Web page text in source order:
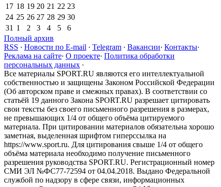
17 18 19 20 21 22 23
24 25 26 27 28 29 30
31 1 2 3 4 5
6
Полный архив
RSS · Новости по E-mail · Telegram · Вакансии· Контакты·
Реклама на сайте· О проекте· Политика обработки
персональных данных ·
Все материалы SPORT.RU являются его интеллектуальной
собственностью и защищены Законом Российской Федерации
(Об авторском праве и смежных правах). В соответствии со
статьёй 19 данного Закона SPORT.RU разрешает цитировать
свои тексты без своего письменного разрешения в размерах,
не превышающих 1/4 от общего объёма цитируемого
материала. При цитировании материалов обязательна хорошо
заметная, выделенная шрифтом гиперссылка на
https://www.sport.ru. Для цитирования свыше 1/4 от общего
объёма материала необходимо получение письменного
разрешения руководства SPORT.RU. Регистрационный номер
СМИ ЭЛ №ФС77-72594 от 04.04.2018. Выдано Федеральной
службой по надзору в сфере связи, информационных